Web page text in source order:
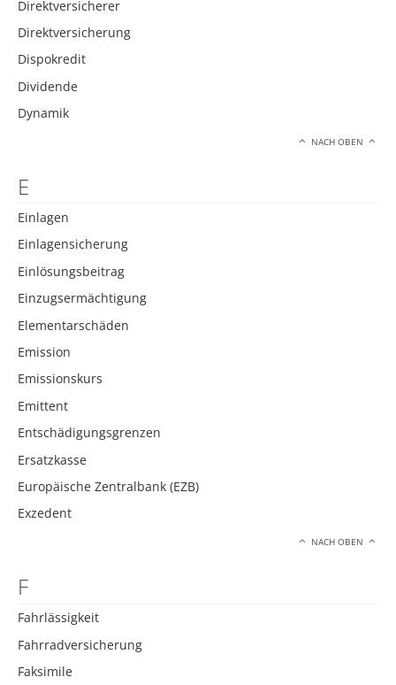
Direktversicherer
Direktversicherung
Dispokredit
Dividende
Dynamik
NACH OBEN
E
Einlagen
Einlagensicherung
Einlösungsbeitrag
Einzugsermächtigung
Elementarschäden
Emission
Emissionskurs
Emittent
Entschädigungsgrenzen
Ersatzkasse
Europäische Zentralbank (EZB)
Exzedent
NACH OBEN
F
Fahrlässigkeit
Fahrradversicherung
Faksimile